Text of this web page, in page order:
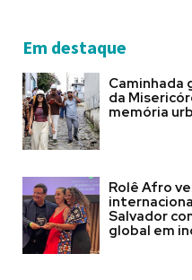
Em destaque
Caminhada
da
memória
Rolê Afro
Salvador
global em